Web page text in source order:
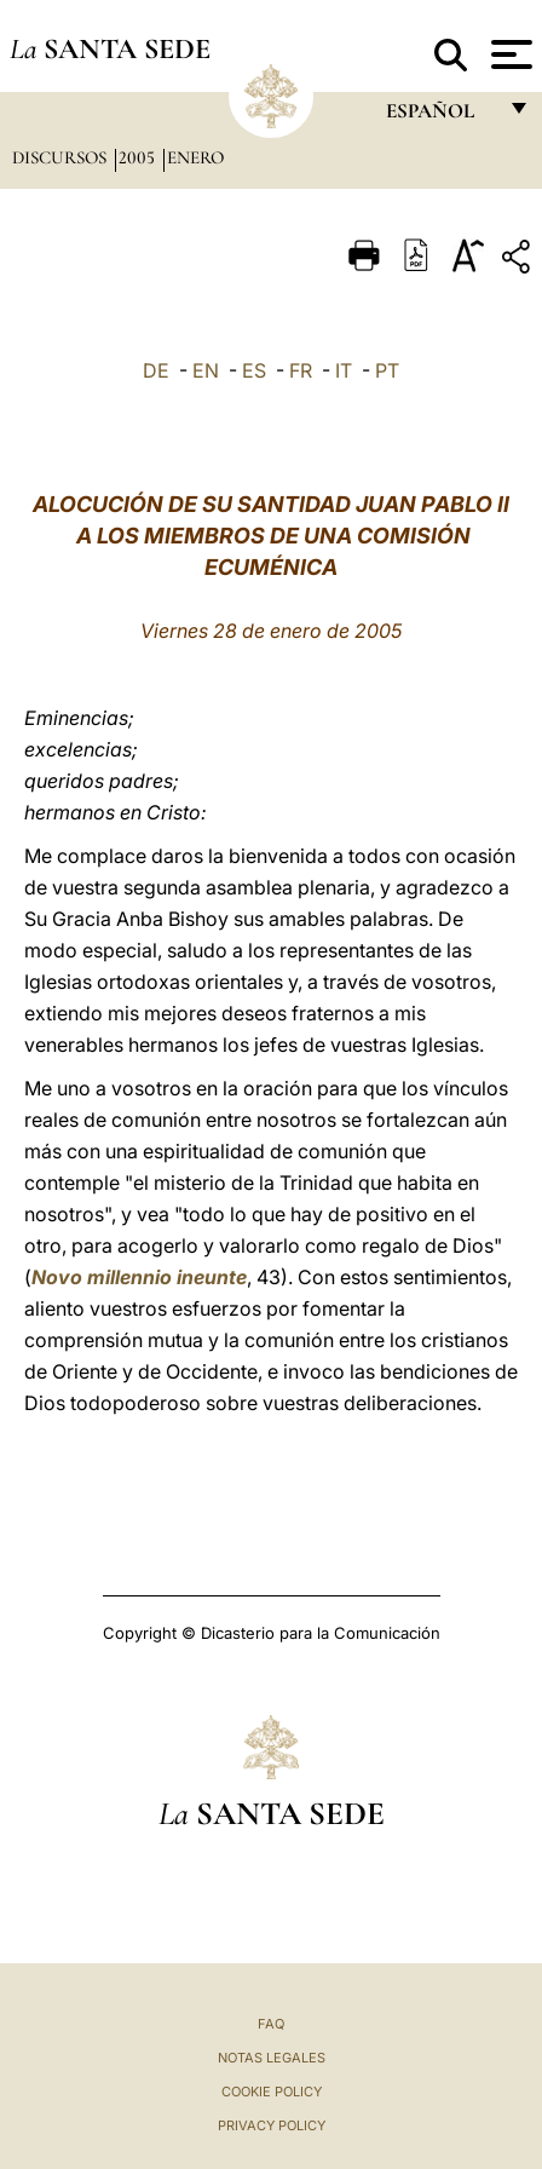
La SANTA SEDE
ESPAÑOL
ITALIANO
中文
DISCURSOS 2005 ENERO
DE - EN - ES - FR - IT - PT
ALOCUCIÓN DE SU SANTIDAD JUAN PABLO II
A LOS MIEMBROS DE UNA COMISIÓN
ECUMÉNICA
Viernes 28 de enero de 2005
Eminencias;
excelencias;
queridos padres;
hermanos en Cristo:
Me complace daros la bienvenida a todos con ocasión
de vuestra segunda asamblea plenaria, y agradezco a
Su Gracia Anba Bishoy sus amables palabras. De
modo especial, saludo a los representantes de las
Iglesias ortodoxas orientales y, a través de vosotros,
extiendo mis mejores deseos fraternos a mis
venerables hermanos los jefes de vuestras Iglesias.
Me uno a vosotros en la oración para que los vínculos
reales de comunión entre nosotros se fortalezcan aún
más con una espiritualidad de comunión que
contemple "el misterio de la Trinidad que habita en
nosotros", y vea "todo lo que hay de positivo en el
otro, para acogerlo y valorarlo como regalo de Dios"
(Novo millennio ineunte, 43). Con estos sentimientos,
aliento vuestros esfuerzos por fomentar la
comprensión mutua y la comunión entre los cristianos
de Oriente y de Occidente, e invoco las bendiciones de
Dios todopoderoso sobre vuestras deliberaciones.
Copyright © Dicasterio para la Comunicación
La SANTA SEDE
FAQ
NOTAS LEGALES
COOKIE POLICY
PRIVACY POLICY